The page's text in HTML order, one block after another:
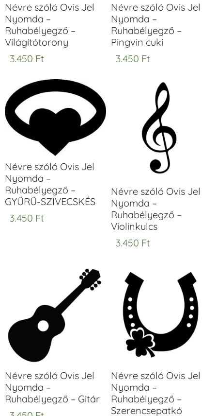
Névre szóló Ovis Jel
Nyomda –
Ruhabélyegző –
Világítótorony
3.450 Ft
Névre szóló Ovis Jel
Nyomda –
Ruhabélyegző –
Pingvin cuki
3.450 Ft
Névre szóló Ovis Jel
Nyomda –
Ruhabélyegző –
GYŰRŰ-SZIVECSKÉS
3.450 Ft
Névre szóló Ovis Jel
Nyomda –
Ruhabélyegző –
Violinkulcs
3.450 Ft
Névre szóló Ovis Jel
Nyomda –
Ruhabélyegző – Gitár
Névre szóló Ovis Jel
Nyomda –
Ruhabélyegző –
Szerencsepatkó